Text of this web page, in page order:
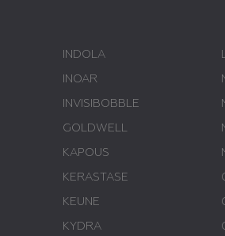
INDOLA
INOAR
INVISIBOBBLE
GOLDWELL
KAPOUS
KERASTASE
KEUNE
KYDRA